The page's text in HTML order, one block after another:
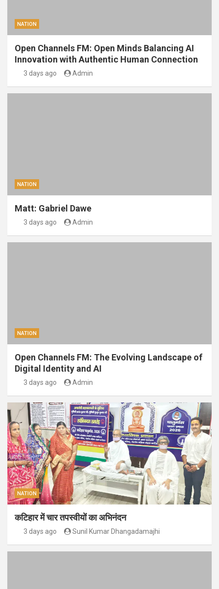
NATION
Open Channels FM: Open Minds Balancing AI
Innovation with Authentic Human Connection
3 days ago Admin
NATION
Matt: Gabriel Dawe
3 days ago Admin
NATION
Open Channels FM: The Evolving Landscape of
Digital Identity and AI
3 days ago Admin
NATION
कटिहार में चार तपस्वीयों का अभिनंदन
3 days ago Sunil Kumar Dhangadamajhi